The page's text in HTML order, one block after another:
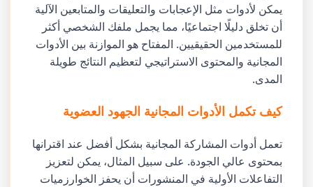
يمكن لأدوات مثل الإعجابات والتعليقات والمتابعين الآلية
أن تخلق دليلًا اجتماعيًا، مما يجمل ملفك الشخصي أكثر
للمستخدمين الحقيقيين. المفتاح هو الموازنة بين الأدوات
المجانية والمحتوى الاستراتيجي لتعظيم النتائج طويلة
المدى.
كيف تكمل الأدوات المجانية الجهود العضوية
تعمل أدوات المشاركة المجانية بشكل أفضل عند اقترانها
بمحتوى عالي الجودة. على سبيل المثال، يمكن لتعزيز
التفاعلات الأولية في المنشورات أن يحفز الخوارزميات